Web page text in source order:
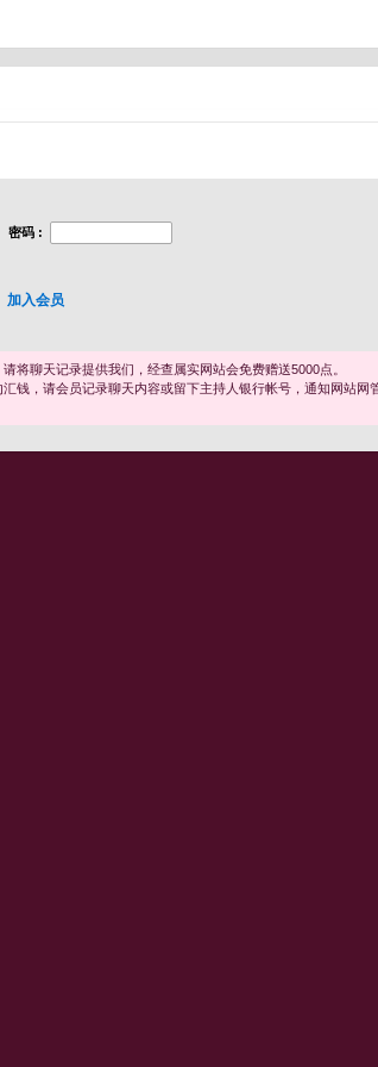
密码 :
加入会员
将聊天记录提供我们，经查属实网站会免费赠送5000点。
钱，请会员记录聊天内容或留下主持人银行帐号，通知网站网